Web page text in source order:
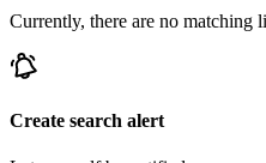
Dodge Polara
Dodge Viper
Currently, there are no matching
Create search alert